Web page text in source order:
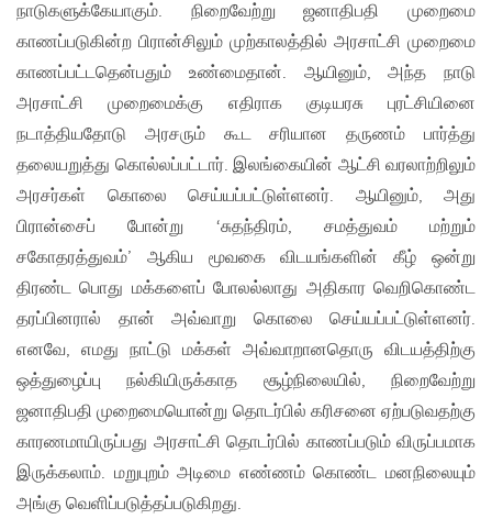
நாடுகளுக்கேயாகும். நிறைவேற்று ஜனாதிபதி முறைமை
காணப்படுகின்ற பிரான்சிலும் முற்காலத்தில் அரசாட்சி முறைமை
காணப்பட்டதென்பதும் உண்மைதான். ஆயினும், அந்த நாடு
அரசாட்சி முறைமைக்கு எதிராக குடியரசு புரட்சியினை
நடாத்தியதோடு அரசரும் கூட சரியான தருணம் பார்த்து
தலையறுத்து கொல்லப்பட்டார். இலங்கையின் ஆட்சி வரலாற்றிலும்
அரசர்கள் கொலை செய்யப்பட்டுள்ளனர். ஆயினும், அது
பிரான்சைப் போன்று ‘சுதந்திரம், சமத்துவம் மற்றும்
சகோதரத்துவம்’ ஆகிய மூவகை விடயங்களின் கீழ் ஒன்று
திரண்ட பொது மக்களைப் போலல்லாது அதிகார வெறிகொண்ட
தரப்பினரால் தான் அவ்வாறு கொலை செய்யப்பட்டுள்ளனர்.
எனவே, எமது நாட்டு மக்கள் அவ்வாறானதொரு விடயத்திற்கு
ஒத்துழைப்பு நல்கியிருக்காத சூழ்நிலையில், நிறைவேற்று
ஜனாதிபதி முறைமையொன்று தொடர்பில் கரிசனை ஏற்படுவதற்கு
காரணமாயிருப்பது அரசாட்சி தொடர்பில் காணப்படும் விருப்பமாக
இருக்கலாம். மறுபுறம் அடிமை எண்ணம் கொண்ட மனநிலையும்
அங்கு வெளிப்படுத்தப்படுகிறது.